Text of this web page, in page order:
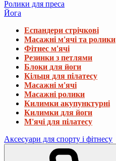
Ролики для преса
Йога
Еспандери стрічкові
Масажні м'ячі та ролики
Фітнес м'ячі
Резинки з петлями
Блоки для йоги
Кільця для пілатесу
Масажні м'ячі
Масажні ролики
Килимки акупунктурні
Килимки для йоги
М'ячі для пілатесу
Аксесуари для спорту і фітнесу